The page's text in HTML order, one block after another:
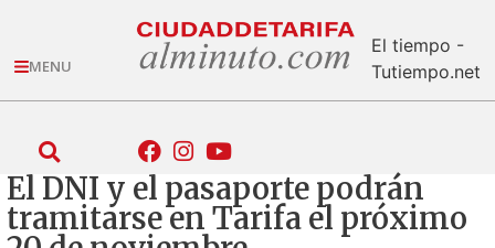
MENU
El tiempo -
Tutiempo.net
El DNI y el pasaporte podrán
tramitarse en Tarifa el próximo